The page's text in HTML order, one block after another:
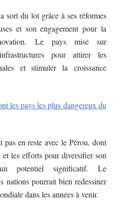
sort du lot grâce à ses réformes
et son engagement pour la
Le pays mise sur
pour attirer les
et stimuler la croissance
les pays les plus dangereux du
pas en reste avec le Pérou, dont
et les efforts pour diversifier son
potentiel significatif. Le
nations pourrait bien redessiner
dans les années à venir.